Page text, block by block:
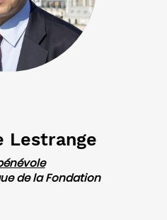
Lestrange
de la Fondation